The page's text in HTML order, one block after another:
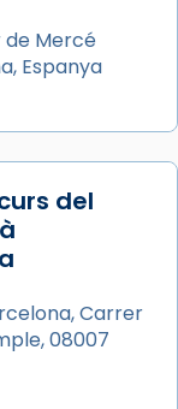
amb el
per
invasions
patró dels
tota
de Mercé
Espanya
del
Carrer
08007